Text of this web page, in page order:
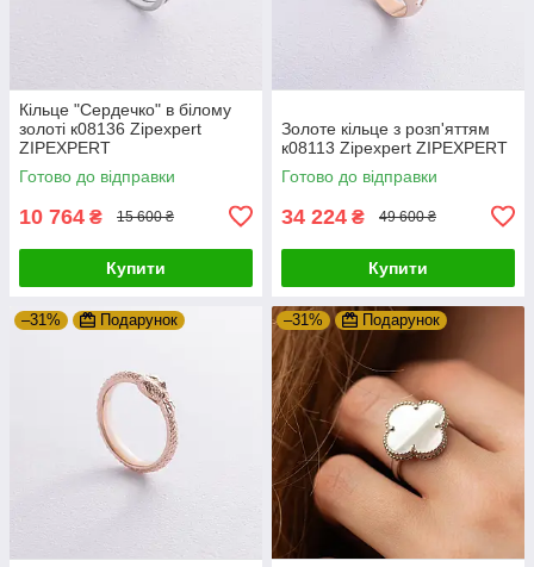
Кільце "Сердечко" в білому
золоті к08136 Zipexpert
ZIPEXPERT
Готово до відправки
10 764 ₴ 15 600 ₴
Купити
Золоте кільце з розп'яттям
к08113 Zipexpert ZIPEXPERT
Готово до відправки
34 224 ₴ 49 600 ₴
Купити
–31% Подарунок –31% Подарунок